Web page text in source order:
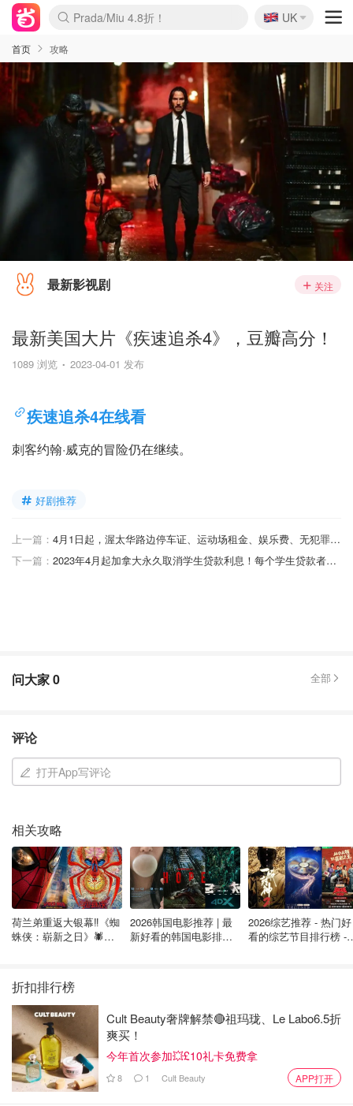
Prada/Miu 4.8折！
🇬🇧
UK
首页 攻略
最新影视剧 关注
最新美国大片《疾速追杀4》，豆瓣高分！
1089 浏览 2023-04-01 发布
疾速追杀4在线看
刺客约翰·威克的冒险仍在继续。
好剧推荐
上一篇：
4月1日起，渥太华路边停车证、运动场租金、娱乐费、无犯罪记录和结婚登记都涨价！
下一篇：
2023年4月起加拿大永久取消学生贷款利息！每个学生贷款者每年平均节省520元！
问大家0 全部
评论
打开App写评论
相关攻略
荷兰弟重返大银幕‼️《蜘
蛛侠：崭新之日》🕷️北
2026韩国电影推荐 | 最
新好看的韩国电影排行
2026综艺推荐 - 热门好
看的综艺节目排行榜 -
折扣排行榜
Cult Beauty奢牌解禁🔴祖玛珑、Le Labo6.5折
爽买！
今年首次参加💥£10礼卡免费拿
8 1 Cult Beauty APP打开